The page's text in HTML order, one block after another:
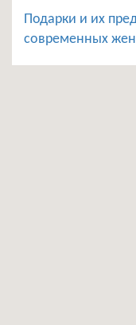
Подарки и их
современных